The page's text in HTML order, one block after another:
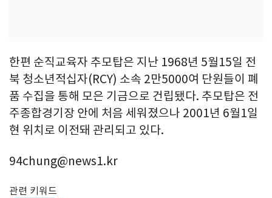
한편 순직교육자 추모탑은 지난 1968년 5월15일 전
북 청소년적십자(RCY) 소속 2만5000여 단원들이 폐
품 수집을 통해 모은 기금으로 건립됐다. 추모탑은 전
주종합경기장 안에 처음 세워졌으나 2001년 6월1일
현 위치로 이전돼 관리되고 있다.
94chung@news1.kr
관련 키워드